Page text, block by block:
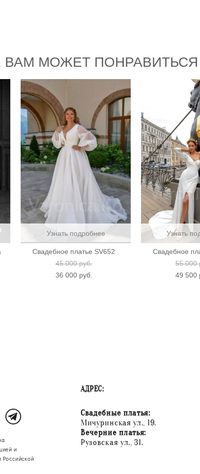
ВАМ МОЖЕТ ПОНРАВИТЬСЯ
Узнать подробнее
Свадебное платье SV652
45 000 pуб.
36 000 pуб.
Узнать
Свадебное
55 000
49 500
и
АДРЕС:
Свадебные платья:
Мичуринская ул., 19.
Вечерние платья:
Рузовская ул., 31.